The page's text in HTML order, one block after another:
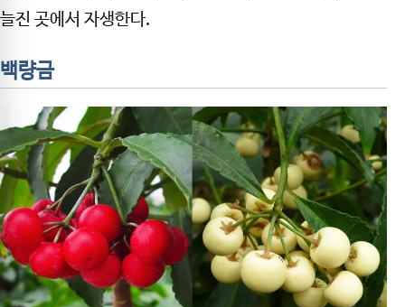
늘진 곳에서 자생한다.
백량금